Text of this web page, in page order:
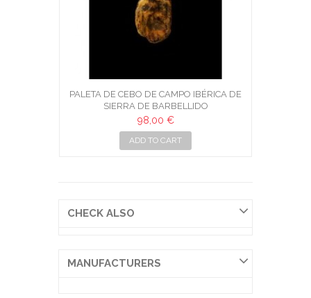
PALETA DE CEBO DE CAMPO IBÉRICA DE
SIERRA DE BARBELLIDO
98,00 €
ADD TO CART
CHECK ALSO
MANUFACTURERS